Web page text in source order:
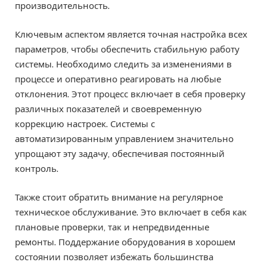
производительность.
Ключевым аспектом является точная настройка всех
параметров, чтобы обеспечить стабильную работу
системы. Необходимо следить за изменениями в
процессе и оперативно реагировать на любые
отклонения. Этот процесс включает в себя проверку
различных показателей и своевременную
коррекцию настроек. Системы с
автоматизированным управлением значительно
упрощают эту задачу, обеспечивая постоянный
контроль.
Также стоит обратить внимание на регулярное
техническое обслуживание. Это включает в себя как
плановые проверки, так и непредвиденные
ремонты. Поддержание оборудования в хорошем
состоянии позволяет избежать большинства